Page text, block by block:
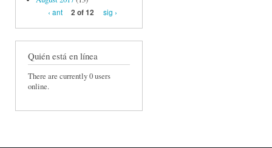
‹ ant
2 of 12 sig ›
Quién está en línea
There are currently 0 users
online.